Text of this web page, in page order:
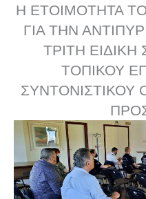
Η ΕΤΟΙΜΟΤΗΤΑ
ΓΙΑ ΤΗΝ
ΤΡΙΤΗ
ΤΟΠΙΚΟΥ
ΣΥΝΤΟΝΙΣΤΙΚΟΥ